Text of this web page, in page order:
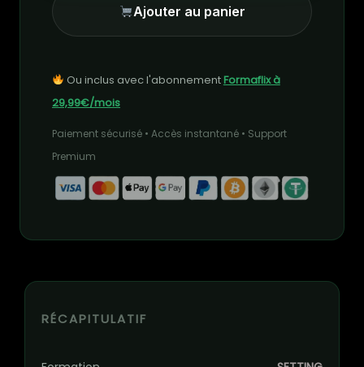
Ajouter au panier
Ou inclus avec l'abonnementFormaflix à
29,99€/mois
Paiement sécurisé • Accès instantané • Support
Premium
RÉCAPITULATIF